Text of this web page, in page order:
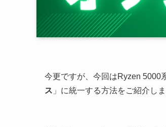
今更ですが、今回はRyzen 5000
ス 」に統一する方法をご紹介しま